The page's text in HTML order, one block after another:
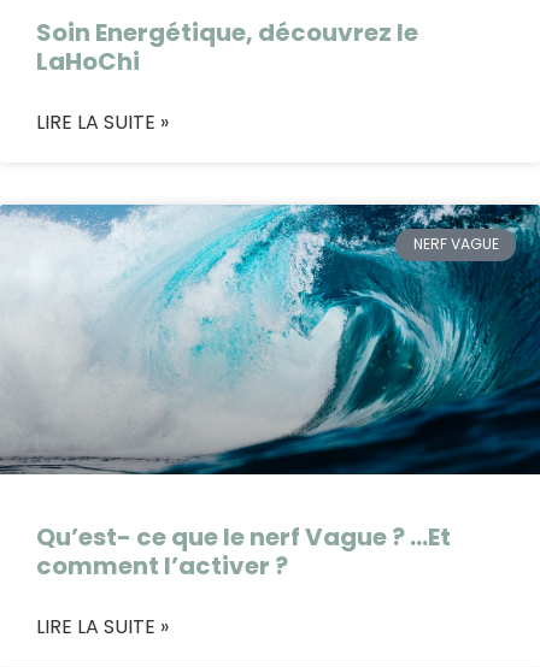
Soin Energétique, découvrez le
LaHoChi
LIRE LA SUITE »
NERF VAGUE
Qu’est- ce que le nerf Vague ? …Et
comment l’activer ?
LIRE LA SUITE »